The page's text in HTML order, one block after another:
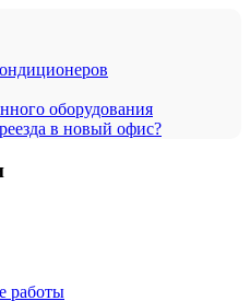
оборудования
в новый офис?
работы